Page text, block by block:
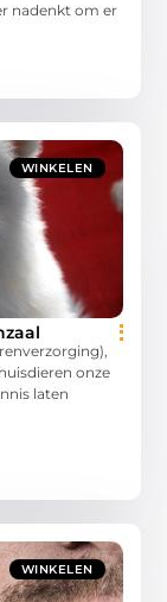
nadenkt om er
WINKELEN
onze
laten
WINKELEN